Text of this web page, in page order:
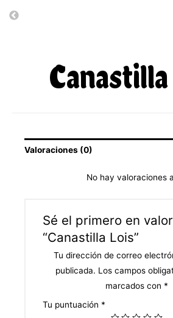
Valoraciones (0)
No hay valoraciones
Sé el primero en
“Canastilla Lois”
Tu dirección de correo
publicada. Los campos
marcados con *
Tu puntuación *